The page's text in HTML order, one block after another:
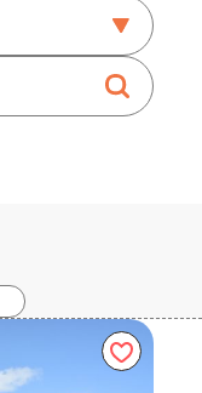
検索する